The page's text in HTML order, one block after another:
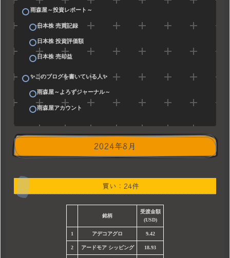
雨森屋～投資レポート～
日本株 売買記録
日本株 投資評価額
日本株 売却益
✨このブログを書いている人✨
雨森屋～よろずジャーナル～
雨森屋アカウント
2024年8月
買い：24件
銘柄
受渡金額
(USD)
1 アデコアグロ 9.42
2 アードモア シッピング 18.93